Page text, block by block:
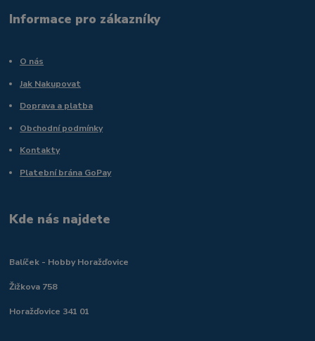
Informace pro zákazníky
O nás
Jak Nakupovat
Doprava a platba
Obchodní podmínky
Kontakty
Platební brána GoPay
Kde nás najdete
Balíček - Hobby Horažďovice
Žižkova 758
Horažďovice 341 01